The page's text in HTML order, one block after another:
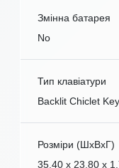
Змінна батарея
No
Тип клавіатури
Backlit Chiclet
Розміри (ШxВxГ)
35.40 x 23.80 x